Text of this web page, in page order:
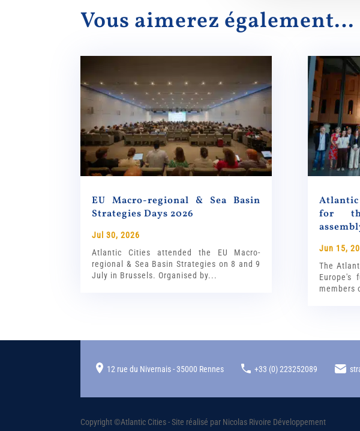
Vous aimerez également…
EU Macro-regional & Sea Basin
Strategies Days 2026
Jul 30, 2026
Atlantic Cities attended the EU Macro-
regional & Sea Basin Strategies on 8 and 9
July in Brussels. Organised by...
for
Jun 15,
The
Europe's
members
12 rue du Nivernais - 35000 Rennes +33 (0) 223252089
Copyright ©Atlantic Cities - Site réalisé par Nicolas Rivoire Développement